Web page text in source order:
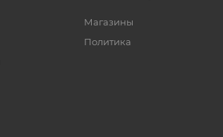
Магазины
Политика